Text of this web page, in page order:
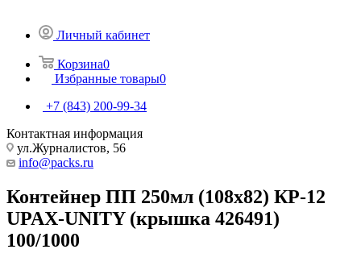
Личный кабинет
Корзина0
Избранные товары0
+7 (843) 200-99-34
Контактная информация
ул.Журналистов, 56
info@packs.ru
Контейнер ПП 250мл (108х82) КР-12
UPAX-UNITY (крышка 426491)
100/1000